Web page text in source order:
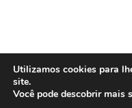
Utilizamos cookies para
site.
Você pode descobrir mais